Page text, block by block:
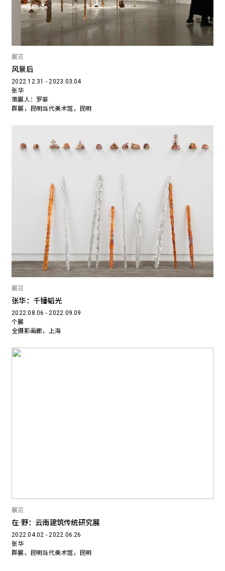
展览
风景后
2022.12.31 - 2023.03.04
张华
策展人：罗菲
群展，昆明当代美术馆，昆明
展览
张华：千锤韬光
2022.08.06 - 2022.09.09
个展
全摄影画廊，上海
展览
在·野：云南建筑传统研究展
2022.04.02 - 2022.06.26
张华
群展，昆明当代美术馆，昆明